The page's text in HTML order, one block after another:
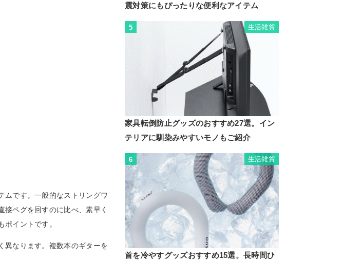
ムです。一般的なストリングワ
ペグを回すのに比べ、素早く
イントです。
異なります。複数本のギターを
震対策にもぴったりな便利なアイテム
5 生活雑貨
家具転倒防止グッズのおすすめ27選。イン
テリアに馴染みやすいモノもご紹介
6 生活雑貨
首を冷やすグッズおすすめ15選。長時間ひ